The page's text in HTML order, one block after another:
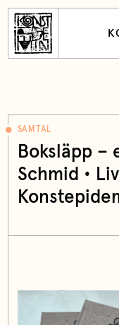
SAMTAL
Boksläpp –
Schmid •